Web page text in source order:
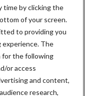
time by clicking the
of your screen.
to providing you
experience. The
for the following
or access
and content,
research,
vanaf maart 2022
kleine opleving. Na
maart 2024.